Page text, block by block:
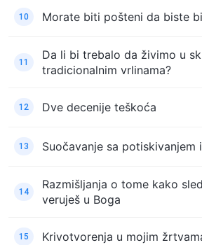
10 Morate biti pošteni da biste
11
Da li bi trebalo da živimo u
tradicionalnim vrlinama?
12 Dve decenije teškoća
13 Suočavanje sa potiskivanjem
14
Razmišljanja o tome kako
veruješ u Boga
15 Krivotvorenja u mojim